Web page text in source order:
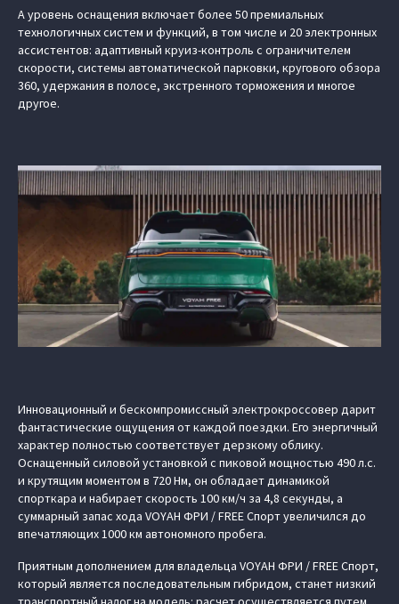
А уровень оснащения включает более 50 премиальных
технологичных систем и функций, в том числе и 20 электронных
ассистентов: адаптивный круиз-контроль с ограничителем
скорости, системы автоматической парковки, кругового обзора
360, удержания в полосе, экстренного торможения и многое
другое.
Инновационный и бескомпромиссный электрокроссовер дарит
фантастические ощущения от каждой поездки. Его энергичный
характер полностью соответствует дерзкому облику.
Оснащенный силовой установкой с пиковой мощностью 490 л.с.
и крутящим моментом в 720 Нм, он обладает динамикой
спорткара и набирает скорость 100 км/ч за 4,8 секунды, а
суммарный запас хода VOYAH ФРИ / FREE Спорт увеличился до
впечатляющих 1000 км автономного пробега.
Приятным дополнением для владельца VOYAH ФРИ / FREE Спорт,
который является последовательным гибридом, станет низкий